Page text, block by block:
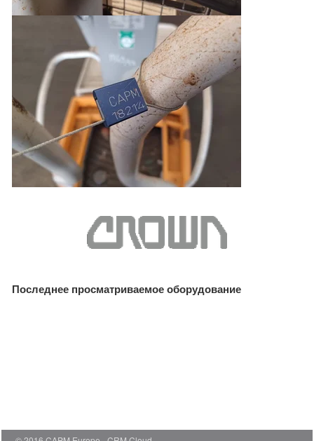
Последнее просматриваемое оборудование